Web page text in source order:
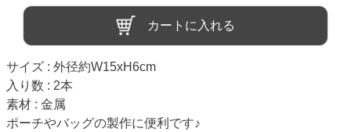
カートに入れる
サイズ : 外径約W15xH6cm
入り数 : 2本
素材 : 金属
ポーチやバッグの製作に便利です♪